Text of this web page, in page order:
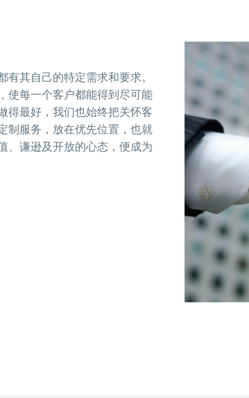
其自己的特定需求和要求。
使每一个客户都能得到尽可能
得最好，我们也始终把关怀客
制服务，放在优先位置，也就
、谦逊及开放的心态，便成为